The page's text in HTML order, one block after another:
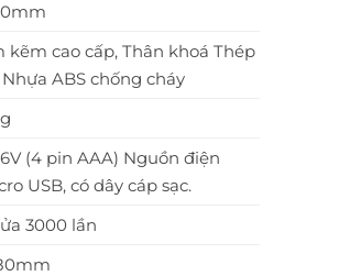
cao cấp, Thân khoá Thép
ABS chống cháy
(4 pin AAA) Nguồn điện
USB, có dây cáp sạc.
3000 lần